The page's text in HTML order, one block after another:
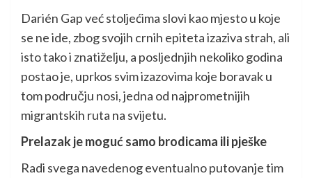
Darién Gap već stoljećima slovi kao mjesto u koje
se ne ide, zbog svojih crnih epiteta izaziva strah, ali
isto tako i znatiželju, a posljednjih nekoliko godina
postao je, uprkos svim izazovima koje boravak u
tom području nosi, jedna od najprometnijih
migrantskih ruta na svijetu.
Prelazak je moguć samo brodicama ili pješke
Radi svega navedenog eventualno putovanje tim